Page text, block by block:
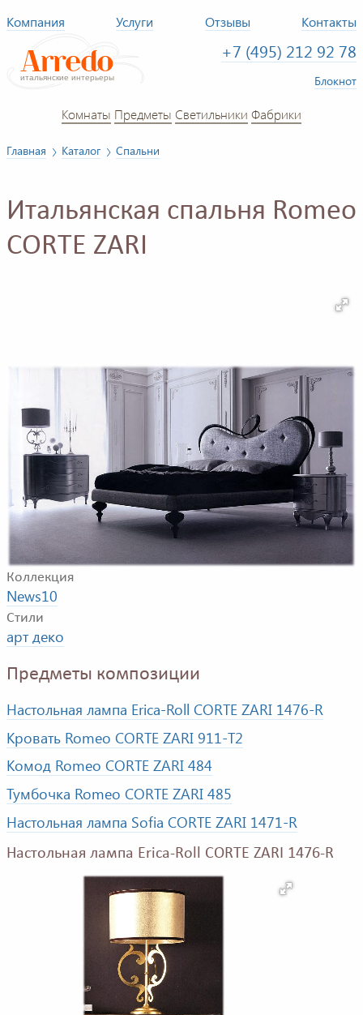
Компания Услуги Отзывы Контакты
+7 (495) 212 92 78
Блокнот
Комнаты Предметы Светильники Фабрики
Главная Каталог Спальни
Итальянская спальня Romeo
CORTE ZARI
Пример композиции для спальни. В композицию
входят кровать, тумбочка, комод, настольная лампа
Фабрика
CORTE ZARI
Коллекция
News10
Стили
арт деко
Предметы композиции
Настольная лампа Erica-Roll CORTE ZARI 1476-R
Кровать Romeo CORTE ZARI 911-T2
Комод Romeo CORTE ZARI 484
Тумбочка Romeo CORTE ZARI 485
Настольная лампа Sofia CORTE ZARI 1471-R
Настольная лампа Erica-Roll CORTE ZARI 1476-R